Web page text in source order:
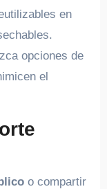
en
opciones de
el
o compartir